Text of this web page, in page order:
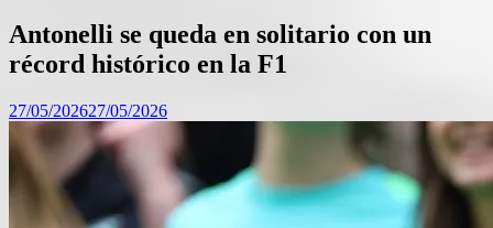
Antonelli se queda en solitario con un
récord histórico en la F1
27/05/202627/05/2026